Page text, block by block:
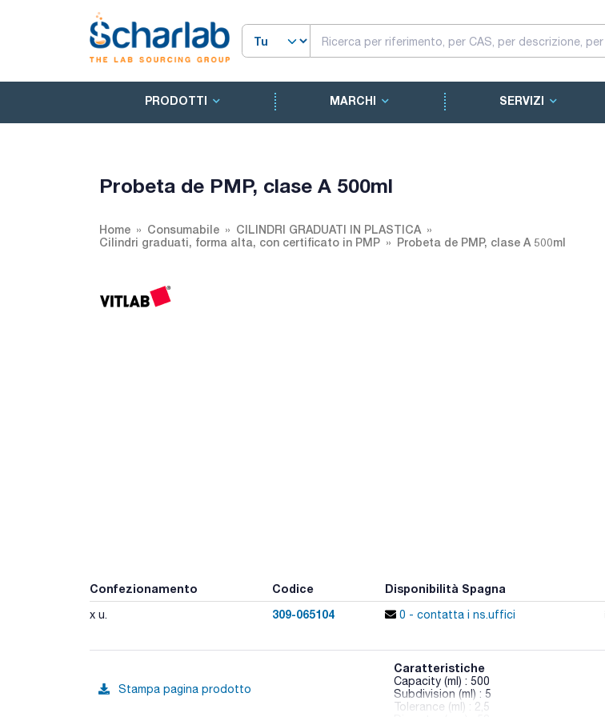
PRODOTTI MARCHI SERVIZI
Probeta de PMP, clase A 500ml
Home Consumabile
CILINDRI GRADUATI IN PLASTICA
Cilindri graduati, forma alta, con certificato in PMP
Probeta de PMP, clase A 500ml
Confezionamento Codice Disponibilità Spagna
x u. 309-065104 0 - contatta i ns.uffici
Stampa pagina prodotto
Caratteristiche
Capacity (ml) : 500
Subdivision (ml) : 5
Tolerance (ml) : 2,5